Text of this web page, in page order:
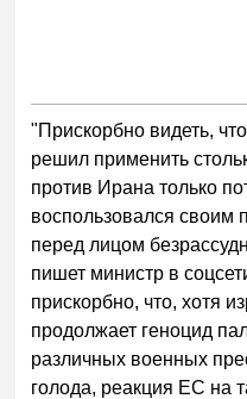
"Прискорбно видеть,
решил применить
против Ирана только
воспользовался своим
перед лицом
пишет министр в
прискорбно, что, хотя
продолжает геноцид
различных военных
голода, реакция ЕС на